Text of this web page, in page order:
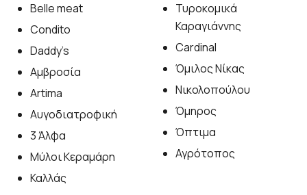
Belle meat
Condito
Daddy’s
Αμβροσία
Artima
Αυγοδιατροφική
3 Άλφα
Μύλοι Κεραμάρη
Καλλάς
Τυροκομικά
Καραγιάννης
Cardinal
Όμιλος Νίκας
Νικολοπούλου
Όμηρος
Όπτιμα
Αγρότοπος